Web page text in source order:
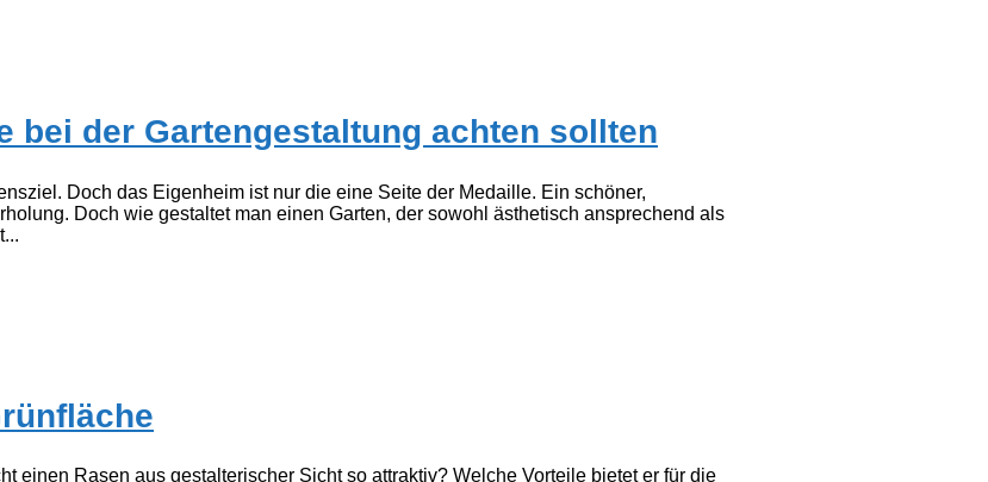
bei der Gartengestaltung achten sollten
Doch das Eigenheim ist nur die eine Seite der Medaille. Ein schöner,
Doch wie gestaltet man einen Garten, der sowohl ästhetisch ansprechend als
einen Rasen aus gestalterischer Sicht so attraktiv? Welche Vorteile bietet er für die